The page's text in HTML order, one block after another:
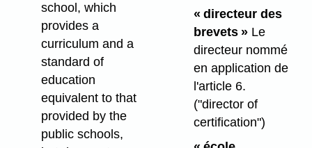
school, which
provides a
curriculum and a
standard of
education
equivalent to that
provided by the
public schools,
« directeur des
brevets »Le
directeur nommé
en application de
l'article 6.
("director of
certification")